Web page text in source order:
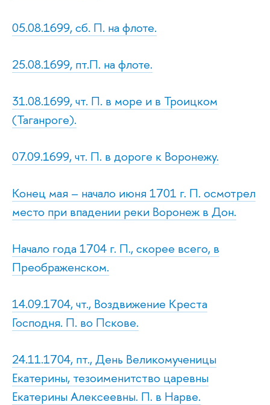
05.08.1699, сб. П. на флоте.
25.08.1699, пт.П. на флоте.
31.08.1699, чт. П. в море и в Троицком
(Таганроге).
07.09.1699, чт. П. в дороге к Воронежу.
Конец мая – начало июня 1701 г. П. осмотрел
место при впадении реки Воронеж в Дон.
Начало года 1704 г. П., скорее всего, в
Преображенском.
14.09.1704, чт., Воздвижение Креста
Господня. П. во Пскове.
24.11.1704, пт., День Великомученицы
Екатерины, тезоименитство царевны
Екатерины Алексеевны. П. в Нарве.